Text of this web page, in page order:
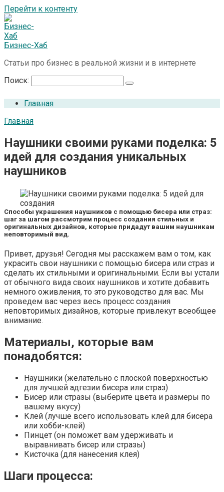
Перейти к контенту
Бизнес-Хаб
Статьи про бизнес в реальной жизни и в интернете
Поиск:
Главная
Главная
Наушники своими руками поделка: 5
идей для создания уникальных
наушников
Способы украшения наушников с помощью бисера или страз:
шаг за шагом рассмотрим процесс создания стильных и
оригинальных дизайнов, которые придадут вашим наушникам
неповторимый вид.
Привет, друзья! Сегодня мы расскажем вам о том, как
украсить свои наушники с помощью бисера или страз и
сделать их стильными и оригинальными. Если вы устали
от обычного вида своих наушников и хотите добавить
немного оживления, то это руководство для вас. Мы
проведем вас через весь процесс создания
неповторимых дизайнов, которые привлекут всеобщее
внимание.
Материалы, которые вам
понадобятся:
Наушники (желательно с плоской поверхностью
для лучшей адгезии бисера или страз)
Бисер или стразы (выберите цвета и размеры по
вашему вкусу)
Клей (лучше всего использовать клей для бисера
или хобби-клей)
Пинцет (он поможет вам удерживать и
выравнивать бисер или стразы)
Кисточка (для нанесения клея)
Шаги процесса: